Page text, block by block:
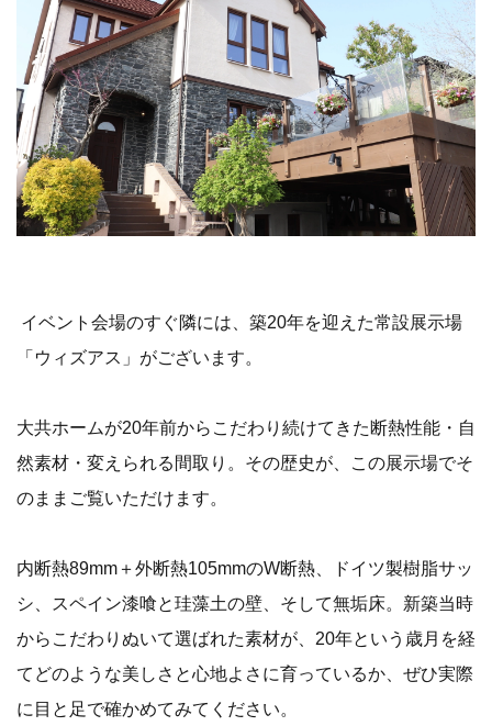
イベント会場のすぐ隣には、築20年を迎えた常設展示場
「ウィズアス」がございます。
大共ホームが20年前からこだわり続けてきた断熱性能・自
然素材・変えられる間取り。その歴史が、この展示場でそ
のままご覧いただけます。
内断熱89mm＋外断熱105mmのW断熱、ドイツ製樹脂サッ
シ、スペイン漆喰と珪藻土の壁、そして無垢床。新築当時
からこだわりぬいて選ばれた素材が、20年という歳月を経
てどのような美しさと心地よさに育っているか、ぜひ実際
に目と足で確かめてみてください。